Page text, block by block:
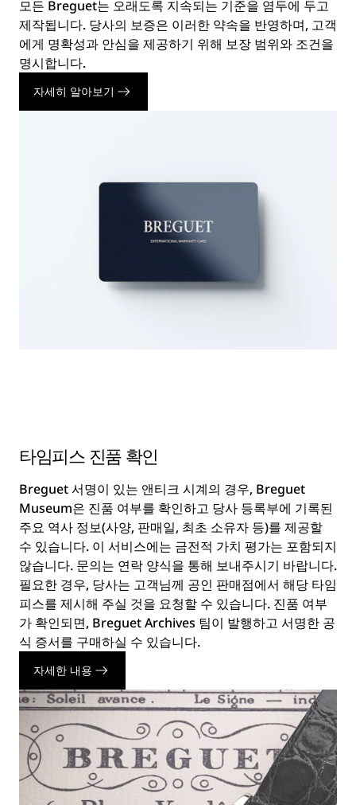
모든 Breguet는 오래도록 지속되는 기준을 염두에 두고
제작됩니다. 당사의 보증은 이러한 약속을 반영하며, 고객
에게 명확성과 안심을 제공하기 위해 보장 범위와 조건을
명시합니다.
자세히 알아보기
타임피스 진품 확인
Breguet 서명이 있는 앤티크 시계의 경우, Breguet
Museum은 진품 여부를 확인하고 당사 등록부에 기록된
주요 역사 정보(사양, 판매일, 최초 소유자 등)를 제공할
수 있습니다. 이 서비스에는 금전적 가치 평가는 포함되지
않습니다. 문의는 연락 양식을 통해 보내주시기 바랍니다.
필요한 경우, 당사는 고객님께 공인 판매점에서 해당 타임
피스를 제시해 주실 것을 요청할 수 있습니다. 진품 여부
가 확인되면, Breguet Archives 팀이 발행하고 서명한 공
식 증서를 구매하실 수 있습니다.
자세한 내용